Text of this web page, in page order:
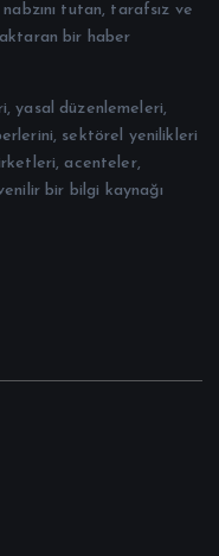
tutan, tarafsız ve
bir haber
yasal düzenlemeleri,
sektörel yenilikleri
acenteler,
bir bilgi kaynağı